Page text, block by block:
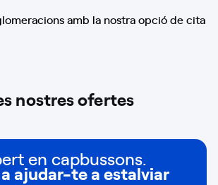
amb la nostra opció de cita
nostres ofertes
en capbussons.
ajudar-te a estalviar